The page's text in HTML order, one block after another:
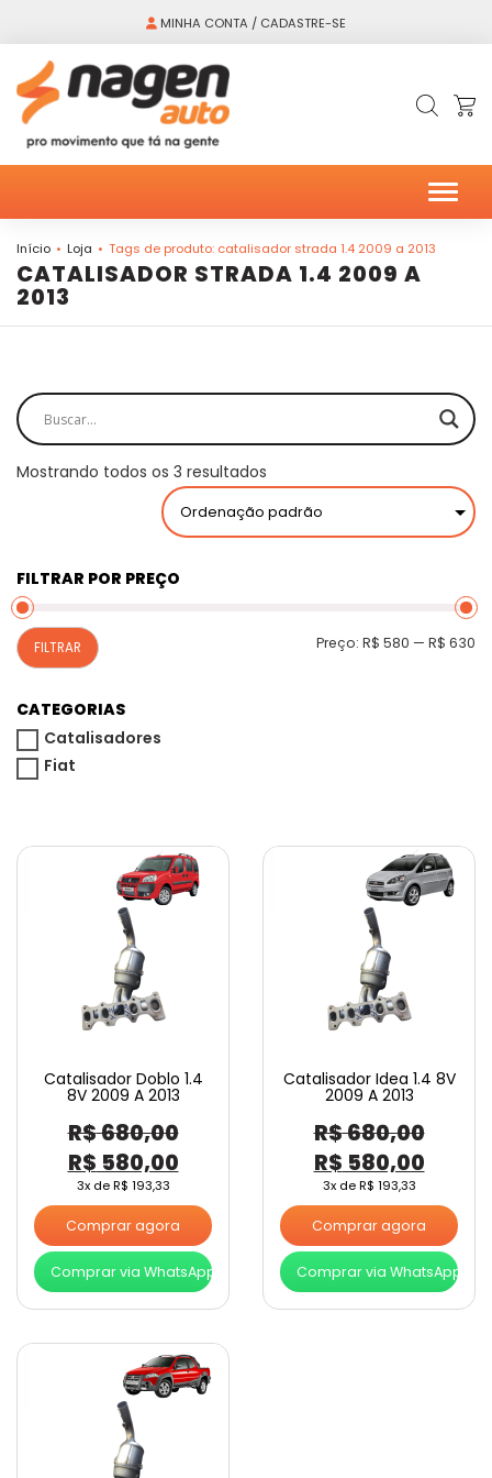
MINHA CONTA / CADASTRE-SE
Início Loja Tags de produto: catalisador strada 1.4 2009 a 2013
CATALISADOR STRADA 1.4 2009 A
2013
Mostrando todos os 3 resultados
FILTRAR POR PREÇO
FILTRAR Preço: R$ 580 — R$ 630
CATEGORIAS
Catalisadores
Fiat
Catalisador Doblo 1.4
8V 2009 A 2013
R$680,00
O
preço
original
era:
R$ 680,00.
R$ 580,00O
atual
é:
R$ 580,00.
3x deR$ 193,33
Comprar agora
Comprar via WhatsApp
Catalisador Idea 1.4 8V
2009 A 2013
R$680,00
O
preço
original
era:
R$ 680,00.
R$ 580,00O
atual
é:
R$
3x deR$ 193,33
Comprar agora
Comprar via WhatsApp